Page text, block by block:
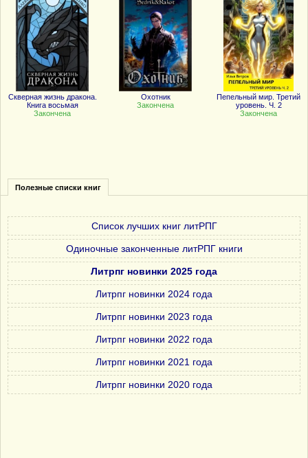
Скверная жизнь дракона.
Книга восьмая
Закончена
Охотник
Закончена
Пепельный мир. Третий
уровень. Ч. 2
Закончена
Полезные списки книг
Список лучших книг литРПГ
Одиночные законченные литРПГ книги
Литрпг новинки 2025 года
Литрпг новинки 2024 года
Литрпг новинки 2023 года
Литрпг новинки 2022 года
Литрпг новинки 2021 года
Литрпг новинки 2020 года